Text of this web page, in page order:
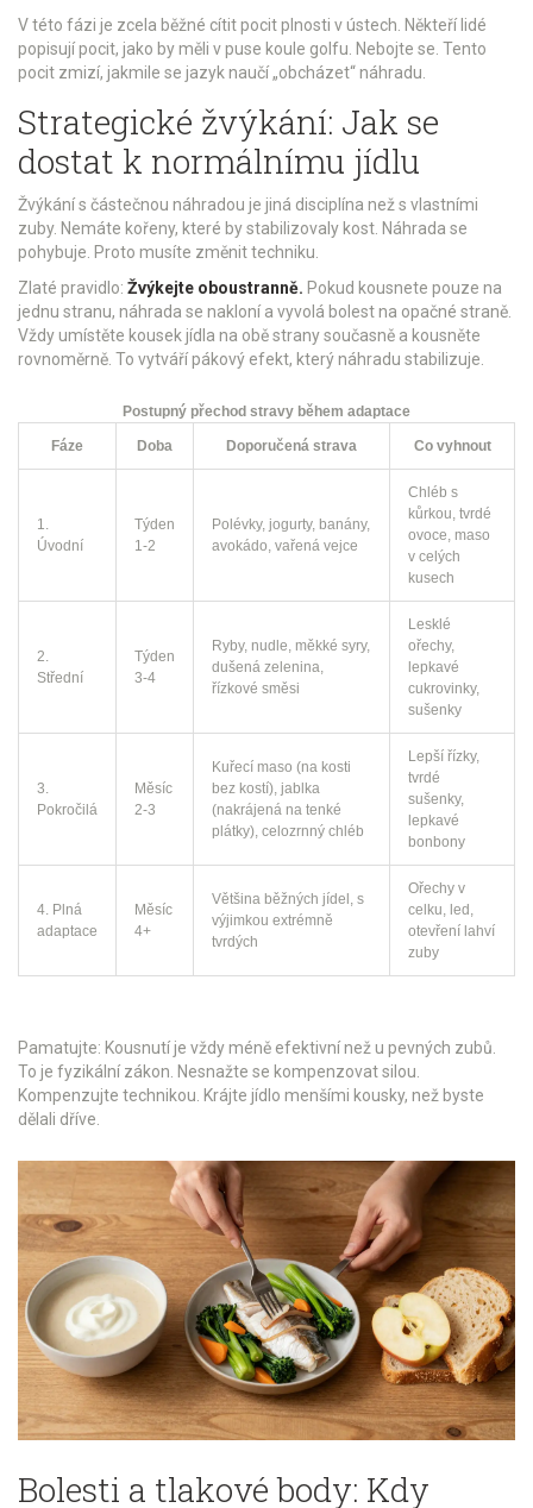
V této fázi je zcela běžné cítit pocit plnosti v ústech. Někteří lidé
popisují pocit, jako by měli v puse koule golfu. Nebojte se. Tento
pocit zmizí, jakmile se jazyk naučí „obcházet“ náhradu.
Strategické žvýkání: Jak se
dostat k normálnímu jídlu
Žvýkání s částečnou náhradou je jiná disciplína než s vlastními
zuby. Nemáte kořeny, které by stabilizovaly kost. Náhrada se
pohybuje. Proto musíte změnit techniku.
Zlaté pravidlo: Žvýkejte oboustranně. Pokud kousnete pouze na
jednu stranu, náhrada se nakloní a vyvolá bolest na opačné straně.
Vždy umístěte kousek jídla na obě strany současně a kousněte
rovnoměrně. To vytváří pákový efekt, který náhradu stabilizuje.
Postupný přechod stravy během adaptace
Fáze Doba Doporučená strava Co vyhnout
1.
Úvodní
Týden
1-2
Polévky, jogurty, banány,
avokádo, vařená vejce
Chléb s
kůrkou, tvrdé
ovoce, maso
v celých
kusech
2.
Střední
Týden
3-4
Ryby, nudle, měkké syry,
dušená zelenina,
řízkové směsi
Lesklé
ořechy,
lepkavé
cukrovinky,
sušenky
3.
Pokročilá
Měsíc
2-3
Kuřecí maso (na kosti
bez kostí), jablka
(nakrájená na tenké
plátky), celozrnný chléb
Lepší řízky,
tvrdé
sušenky,
lepkavé
bonbony
4. Plná
adaptace
Měsíc
4+
Většina běžných jídel, s
výjimkou extrémně
tvrdých
Ořechy v
celku, led,
otevření lahví
zuby
Pamatujte: Kousnutí je vždy méně efektivní než u pevných zubů.
To je fyzikální zákon. Nesnažte se kompenzovat silou.
Kompenzujte technikou. Krájte jídlo menšími kousky, než byste
dělali dříve.
Bolesti a tlakové body: Kdy